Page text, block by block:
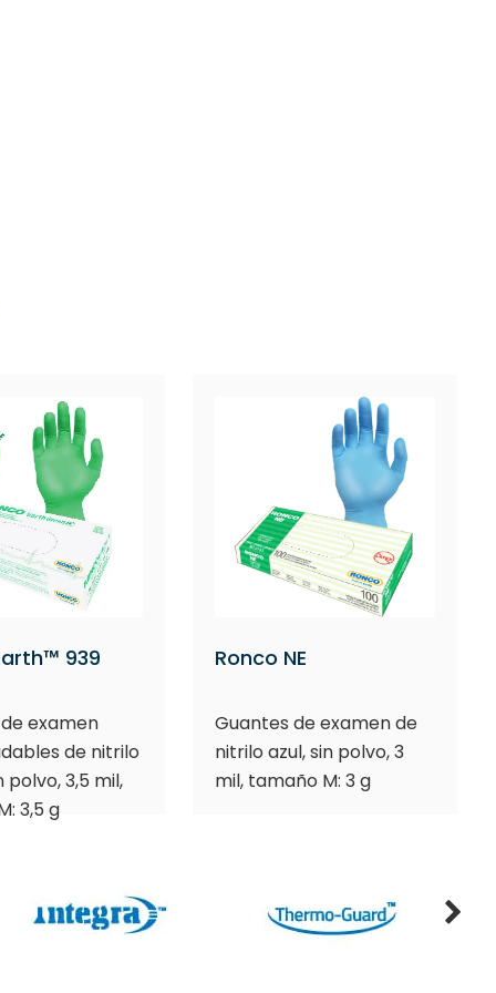
939
examen
de nitrilo
polvo, 3,5 mil,
3,5 g
Ronco NE
Guantes de examen de
nitrilo azul, sin polvo, 3
mil, tamaño M: 3 g